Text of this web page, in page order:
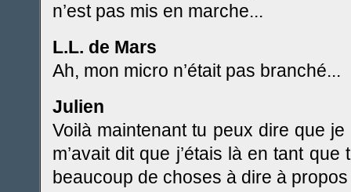
n’est pas mis en marche...
L.L. de Mars
Ah, mon micro n’était pas branché...
Julien
Voilà maintenant tu peux dire que
m’avait dit que j’étais là en tant que
beaucoup de choses à dire à